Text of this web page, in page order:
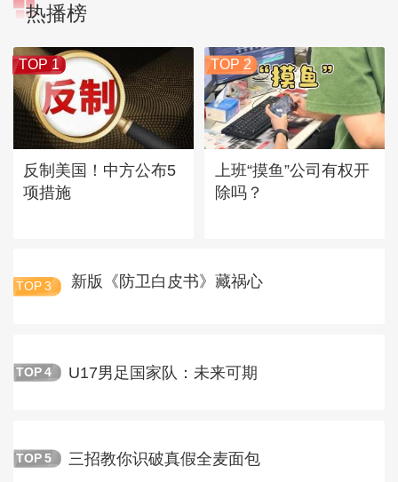
热播榜
TOP 1
反制美国！中方公布5
项措施
TOP 2
上班“摸鱼”公司有权开
除吗？
TOP 3 新版《防卫白皮书》藏祸心
TOP 4 U17男足国家队：未来可期
TOP 5 三招教你识破真假全麦面包